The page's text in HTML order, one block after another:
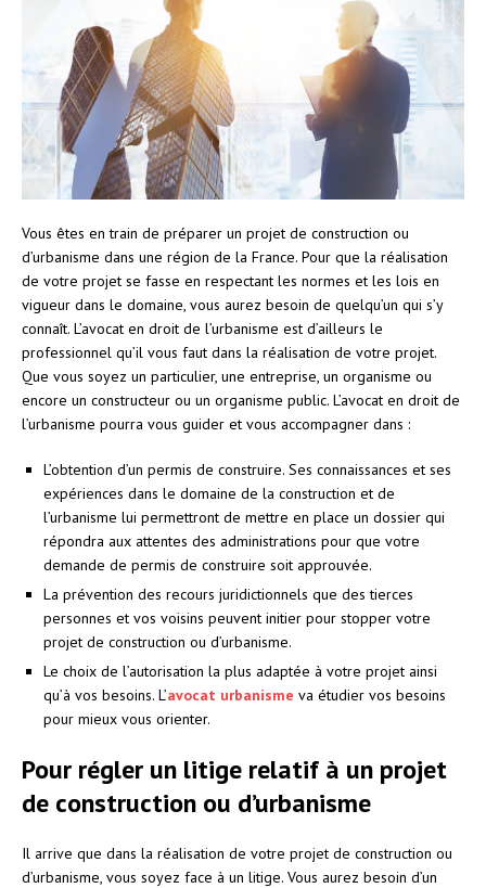
Vous êtes en train de préparer un projet de construction ou
d’urbanisme dans une région de la France. Pour que la réalisation
de votre projet se fasse en respectant les normes et les lois en
vigueur dans le domaine, vous aurez besoin de quelqu’un qui s’y
connaît. L’avocat en droit de l’urbanisme est d’ailleurs le
professionnel qu’il vous faut dans la réalisation de votre projet.
Que vous soyez un particulier, une entreprise, un organisme ou
encore un constructeur ou un organisme public. L’avocat en droit de
l’urbanisme pourra vous guider et vous accompagner dans :
L’obtention d’un permis de construire. Ses connaissances et ses
expériences dans le domaine de la construction et de
l’urbanisme lui permettront de mettre en place un dossier qui
répondra aux attentes des administrations pour que votre
demande de permis de construire soit approuvée.
La prévention des recours juridictionnels que des tierces
personnes et vos voisins peuvent initier pour stopper votre
projet de construction ou d’urbanisme.
Le choix de l’autorisation la plus adaptée à votre projet ainsi
qu’à vos besoins. L’avocat urbanisme va étudier vos besoins
pour mieux vous orienter.
Pour régler un litige relatif à un projet
de construction ou d’urbanisme
Il arrive que dans la réalisation de votre projet de construction ou
d’urbanisme, vous soyez face à un litige. Vous aurez besoin d’un